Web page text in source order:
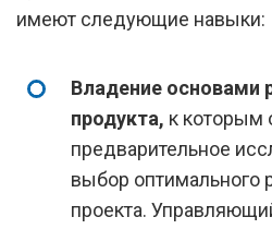
имеют следующие навыки:
Владение основами
продукта, к которым
предварительное
выбор оптимального
проекта.